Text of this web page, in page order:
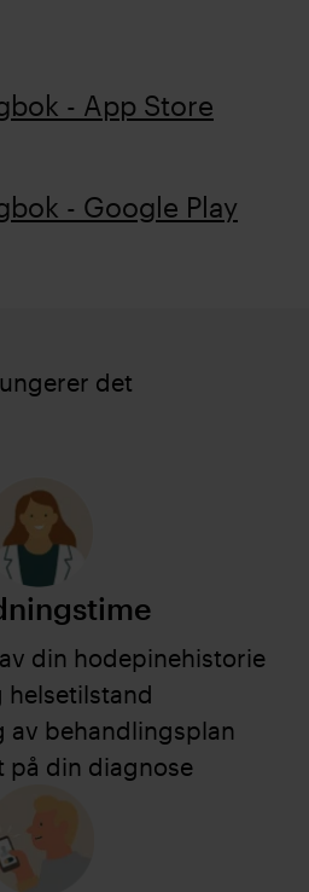
- App Store
- Google Play
det
din hodepinehistorie
helsetilstand
av behandlingsplan
på din diagnose